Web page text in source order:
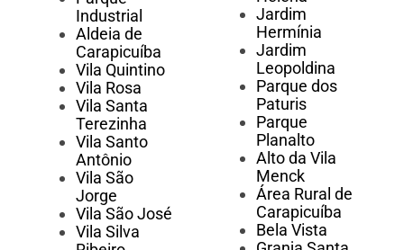
Industrial
Aldeia de
Carapicuíba
Vila Quintino
Vila Rosa
Vila Santa
Terezinha
Vila Santo
Antônio
Vila São
Jorge
Vila São José
Vila Silva
Jardim
Hermínia
Jardim
Leopoldina
Parque dos
Paturis
Parque
Planalto
Alto da Vila
Menck
Área Rural de
Carapicuíba
Bela Vista